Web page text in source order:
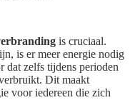
is cruciaal.
is er meer energie nodig
zelfs tijdens perioden
Dit maakt
voor iedereen die zich